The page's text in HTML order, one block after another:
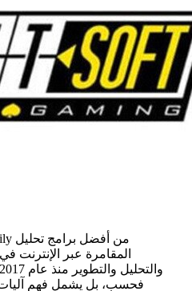
المقامرة عبر الإنترنت
فحسب، بل يشمل فهم